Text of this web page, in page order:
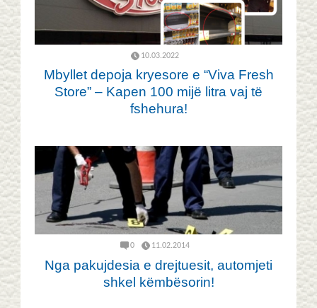
10.03.2022
Mbyllet depoja kryesore e “Viva Fresh
Store” – Kapen 100 mijë litra vaj të
fshehura!
0 11.02.2014
Nga pakujdesia e drejtuesit, automjeti
shkel këmbësorin!